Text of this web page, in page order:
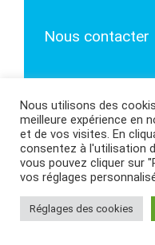
Nous contacter
MENTIONS
D’UTILISATION|
Nous utilisons des
meilleure expérience en
et de vos visites. En
consentez à l'utilisation
vous pouvez cliquer sur
vos réglages
Réglages des cookies